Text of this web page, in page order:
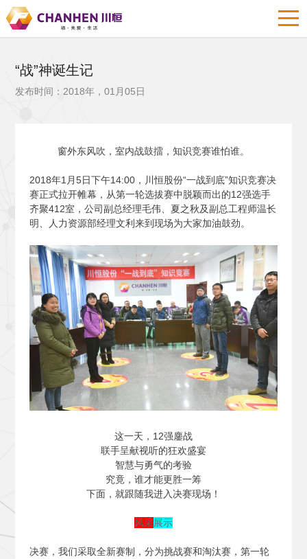
“战”神诞生记
发布时间：2018年，01月05日
窗外东风吹，室内战鼓擂，知识竞赛谁怕谁。
2018年1月5日下午14:00，川恒股份“一战到底”知识竞赛决
赛正式拉开帷幕，从第一轮选拔赛中脱颖而出的12强选手
齐聚412室，公司副总经理毛伟、夏之秋及副总工程师温长
明、人力资源部经理文利来到现场为大家加油鼓劲。
这一天，12强鏖战
联手呈献视听的狂欢盛宴
智慧与勇气的考验
究竟，谁才能更胜一筹
下面，就跟随我进入决赛现场！
风采展示
决赛，我们采取全新赛制，分为挑战赛和淘汰赛，第一轮